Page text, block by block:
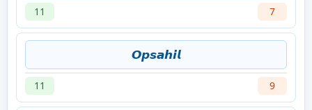
11 7
𝙊𝙥𝙨𝙖𝙝𝙞𝙡
11 9